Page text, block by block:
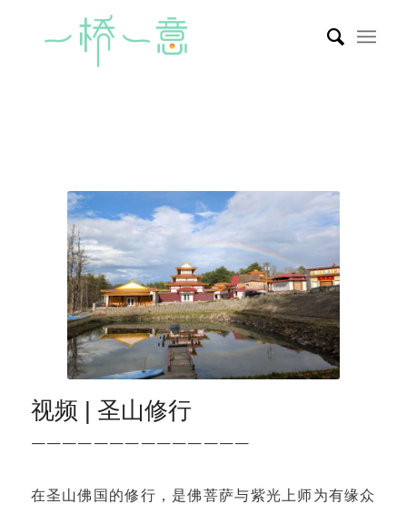
视频 | 圣山修行
——————————————
在圣山佛国的修行，是佛菩萨与紫光上师为有缘众